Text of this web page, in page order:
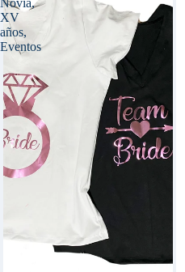
Novia,
XV
años,
Eventos